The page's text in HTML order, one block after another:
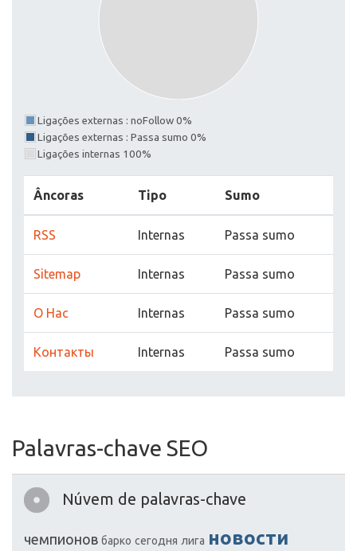
Ligações externas : noFollow 0%
Ligações externas : Passa sumo 0%
Ligações internas 100%
Âncoras Tipo Sumo
RSS Internas Passa sumo
Sitemap Internas Passa sumo
О Нас Internas Passa sumo
Контакты Internas Passa sumo
Palavras-chave SEO
Núvem de palavras-chave
чемпионов барко сегодня лига новости